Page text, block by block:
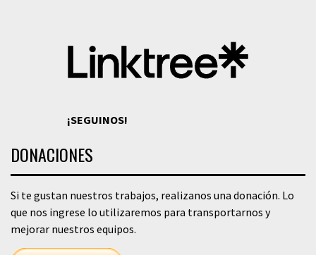
¡SEGUINOS!
DONACIONES
Si te gustan nuestros trabajos, realizanos una donación. Lo
que nos ingrese lo utilizaremos para transportarnos y
mejorar nuestros equipos.